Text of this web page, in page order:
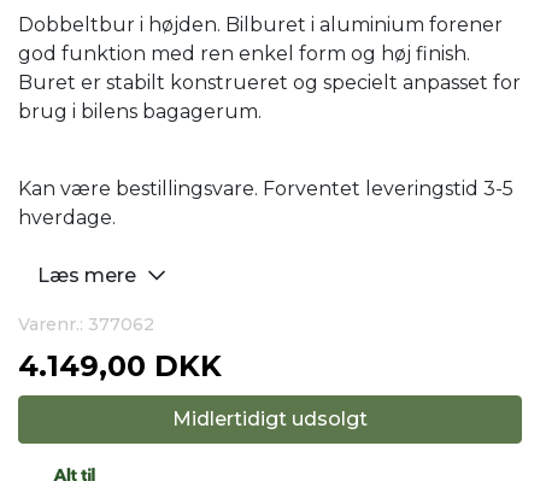
Dobbeltbur i højden. Bilburet i aluminium forener
god funktion med ren enkel form og høj finish.
Buret er stabilt konstrueret og specielt anpasset for
brug i bilens bagagerum.
Kan være bestillingsvare. Forventet leveringstid 3-5
hverdage.
Læs mere
Varenr.: 377062
4.149,00 DKK
Midlertidigt udsolgt